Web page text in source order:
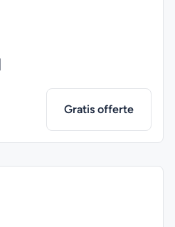
Gratis offerte